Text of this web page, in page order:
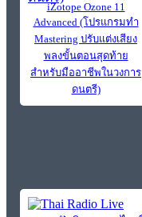
iZotope Ozone 11
Advanced (โปรแกรมทำ
Mastering ปรับแต่งเสียง
พลงขั้นตอนสุดท้าย
สำหรับมืออาชีพในวงการ
ดนตรี)